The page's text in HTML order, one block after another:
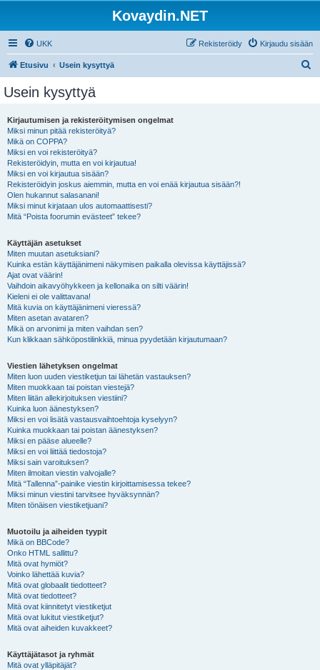
Kovaydin.NET
UKK Kirjaudu sisään
Rekisteröidy
Etusivu Usein kysyttyä
Usein kysyttyä
Kirjautumisen ja rekisteröitymisen ongelmat
Miksi minun pitää rekisteröityä?
Mikä on COPPA?
Miksi en voi rekisteröityä?
Rekisteröidyin, mutta en voi kirjautua!
Miksi en voi kirjautua sisään?
Rekisteröidyin joskus aiemmin, mutta en voi enää kirjautua sisään?!
Olen hukannut salasanani!
Miksi minut kirjataan ulos automaattisesti?
Mitä “Poista foorumin evästeet” tekee?
Käyttäjän asetukset
Miten muutan asetuksiani?
Kuinka estän käyttäjänimeni näkymisen paikalla olevissa käyttäjissä?
Ajat ovat väärin!
Vaihdoin aikavyöhykkeen ja kellonaika on silti väärin!
Kieleni ei ole valittavana!
Mitä kuvia on käyttäjänimeni vieressä?
Miten asetan avataren?
Mikä on arvonimi ja miten vaihdan sen?
Kun klikkaan sähköpostilinkkiä, minua pyydetään kirjautumaan?
Viestien lähetyksen ongelmat
Miten luon uuden viestiketjun tai lähetän vastauksen?
Miten muokkaan tai poistan viestejä?
Miten liitän allekirjoituksen viestiini?
Kuinka luon äänestyksen?
Miksi en voi lisätä vastausvaihtoehtoja kyselyyn?
Kuinka muokkaan tai poistan äänestyksen?
Miksi en pääse alueelle?
Miksi en voi liittää tiedostoja?
Miksi sain varoituksen?
Miten ilmoitan viestin valvojalle?
Mitä “Tallenna”-painike viestin kirjoittamisessa tekee?
Miksi minun viestini tarvitsee hyväksynnän?
Miten tönäisen viestiketjuani?
Muotoilu ja aiheiden tyypit
Mikä on BBCode?
Onko HTML sallittu?
Mitä ovat hymiöt?
Voinko lähettää kuvia?
Mitä ovat globaalit tiedotteet?
Mitä ovat tiedotteet?
Mitä ovat kiinnitetyt viestiketjut
Mitä ovat lukitut viestiketjut?
Mitä ovat aiheiden kuvakkeet?
Käyttäjätasot ja ryhmät
Mitä ovat ylläpitäjät?